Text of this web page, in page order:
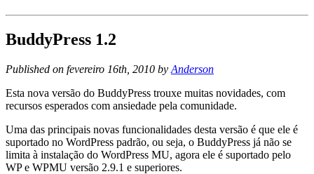
BuddyPress 1.2
Published on fevereiro 16th, 2010 by Anderson
Esta nova versão do BuddyPress trouxe muitas novidades, com
recursos esperados com ansiedade pela comunidade.
Uma das principais novas funcionalidades desta versão é que ele é
suportado no WordPress padrão, ou seja, o BuddyPress já não se
limita à instalação do WordPress MU, agora ele é suportado pelo
WP e WPMU versão 2.9.1 e superiores.